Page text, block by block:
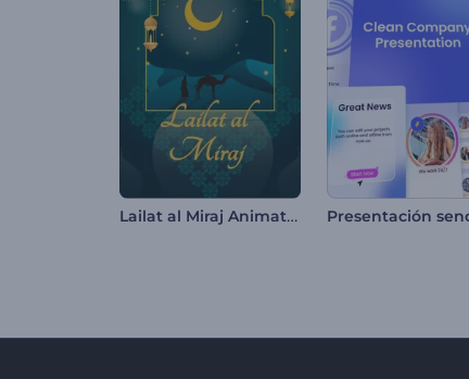
Lailat al Miraj Animationen